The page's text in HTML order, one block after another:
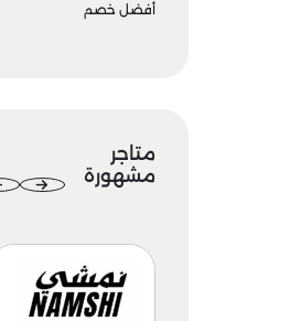
أفضل خصم
متاجر
مشهورة